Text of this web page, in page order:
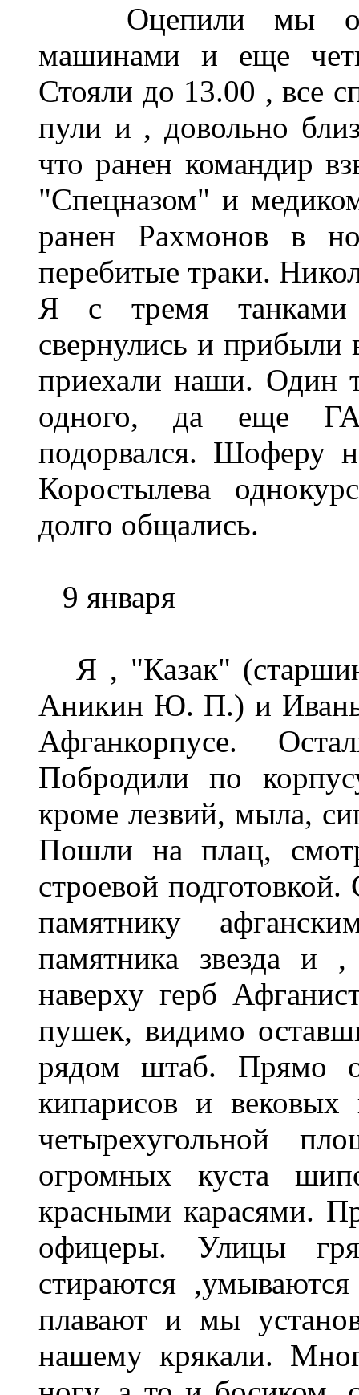
Оцепили мы
машинами и еще
Стояли до 13.00 , все
пули и , довольно
что ранен командир
"Спецназом" и
ранен Рахмонов в
перебитые траки.
Я с тремя
свернулись и прибыли
приехали наши. Один
одного, да еще
подорвался. Шоферу
Коростылева
долго общались.
9 января
Я , "Казак"
Аникин Ю. П.) и
Афганкорпусе.
Побродили по
кроме лезвий, мыла,
Пошли на плац,
строевой
памятнику
памятника звезда и
наверху герб
пушек, видимо
рядом штаб. Прямо
кипарисов и вековых
четырехугольной
огромных куста
красными карасями.
офицеры. Улицы
стираются
плавают и мы
нашему крякали.